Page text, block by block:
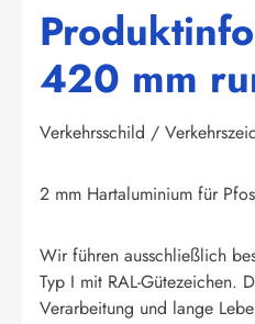
420 mm
Verkehrsschild /
2 mm Hartaluminium für
Wir führen ausschließlich
Typ I mit RAL-Gütezeichen.
Verarbeitung und lange